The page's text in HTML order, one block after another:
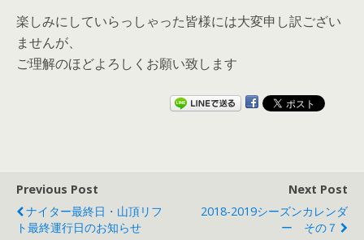
楽しみにしていらっしゃった皆様には大変申し訳ござい
ませんが、
ご理解のほどよろしくお願い致します
Previous Post
ナイター最終日・山頂リフ
ト最終運行日のお知らせ
Next Post
2018-2019シーズンカレンダ
ー その７